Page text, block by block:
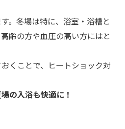
。冬場は特に、浴室・浴槽と
齢の方や血圧の高い方にはと
くことで、ヒートショック対
の入浴も快適に！